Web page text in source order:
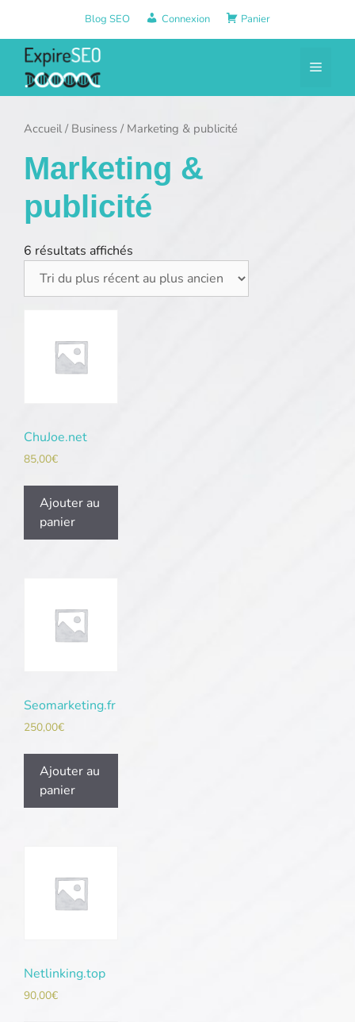
contenu
Blog SEO Connexion Panier
Menu
Accueil/ Business / Marketing & publicité
Marketing &
publicité
6 résultats affichés
ChuJoe.net
85,00€
Ajouter au
panier
Seomarketing.fr
250,00€
Ajouter au
panier
Netlinking.top
90,00€